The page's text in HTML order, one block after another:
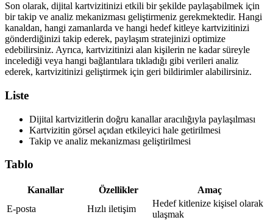
Son olarak, dijital kartvizitinizi etkili bir şekilde paylaşabilmek için
bir takip ve analiz mekanizması geliştirmeniz gerekmektedir. Hangi
kanaldan, hangi zamanlarda ve hangi hedef kitleye kartvizitinizi
gönderdiğinizi takip ederek, paylaşım stratejinizi optimize
edebilirsiniz. Ayrıca, kartvizitinizi alan kişilerin ne kadar süreyle
incelediği veya hangi bağlantılara tıkladığı gibi verileri analiz
ederek, kartvizitinizi geliştirmek için geri bildirimler alabilirsiniz.
Liste
Dijital kartvizitlerin doğru kanallar aracılığıyla paylaşılması
Kartvizitin görsel açıdan etkileyici hale getirilmesi
Takip ve analiz mekanizması geliştirilmesi
Tablo
Kanallar Özellikler
Amaç
E-posta
Hızlı iletişim
Hedef kitlenize kişisel olarak
ulaşmak